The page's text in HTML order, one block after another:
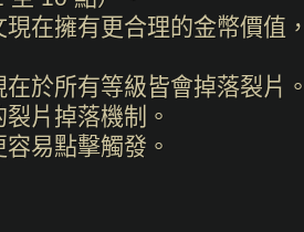
現在擁有更合理的金幣價值
在於所有等級皆會掉落裂片
片掉落機制。
易點擊觸發。